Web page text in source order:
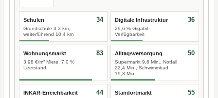
Schulen
Grundschule 3,3 km,
weiterführend 10,4 km
34 Digitale Infrastruktur
29,6 % Gigabit-
Verfügbarkeit
36
Wohnungsmarkt
3,98 €/m² Miete, 7,0 %
Leerstand
83 Alltagsversorgung
Supermarkt 9,6 Min., Notfall
22,4 Min., Schwimmbad
19,3 Min.
50
INKAR-Erreichbarkeit 44 Standortmarkt 55